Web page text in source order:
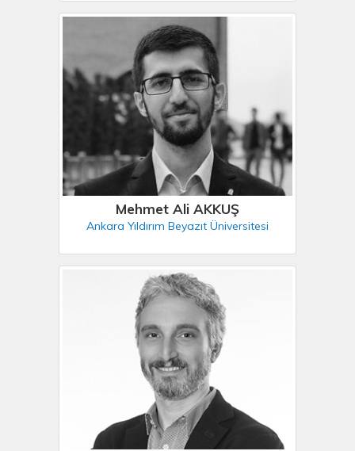
Mehmet Ali AKKUŞ
Ankara Yıldırım Beyazıt Üniversitesi